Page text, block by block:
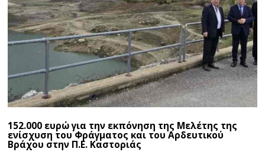
152.000 ευρώ για την εκπόνηση της Μελέτης της
ενίσχυση του Φράγματος και του Αρδευτικού
Βράχου στην Π.Ε. Καστοριάς